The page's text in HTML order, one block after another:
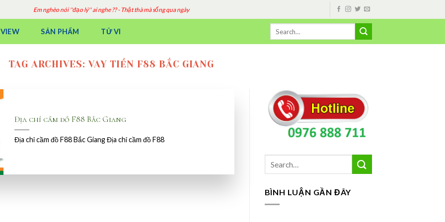
Em nghèo nói ''đạo lý'' ai nghe ?? - Thật thà mà sống qua ngày
SẢN PHẨM TỬ VI
TAG ARCHIVES:VAY TIỀN F88 BẮC GIANG
Địa chỉ cầm đồ F88 Bắc Giang
Địa chỉ cầm đồ F88 Bắc Giang Địa chỉ cầm đồ F88
BÌNH LUẬN GẦN ĐÂY